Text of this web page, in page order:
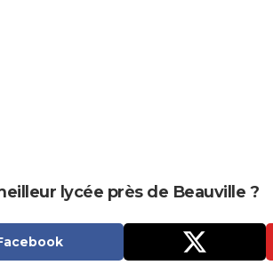
lycée près de Beauville ?